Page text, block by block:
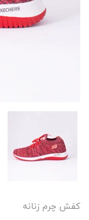
کفش چرم زنانه